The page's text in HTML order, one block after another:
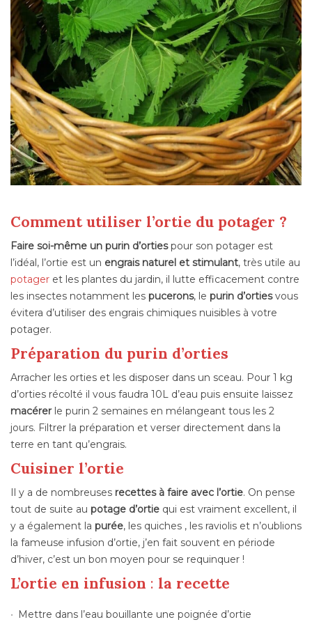
Comment utiliser l’ortie du potager ?
Faire soi-même un purin d’ortiespour son potager est
l’idéal, l’ortie est un engrais naturel et stimulant, très utile au
potager et les plantes du jardin, il lutte efficacement contre
les insectes notamment les pucerons, le purin d’ortiesvous
évitera d’utiliser des engrais chimiques nuisibles à votre
potager.
Préparation du purin d’orties
Arracher les orties et les disposer dans un sceau. Pour 1 kg
d’orties récolté il vous faudra 10L d’eau puis ensuite laissez
macérerle purin 2 semaines en mélangeant tous les 2
jours. Filtrer la préparation et verser directement dans la
terre en tant qu’engrais.
Cuisiner l’ortie
Il y a de nombreuses recettes à faire avec l’ortie. On pense
tout de suite au potage d’ortie qui est vraiment excellent, il
y a également la purée, les quiches , les raviolis et n’oublions
la fameuse infusion d’ortie, j’en fait souvent en période
d’hiver, c’est un bon moyen pour se requinquer !
L’ortie en infusion : la recette
Mettre dans l’eau bouillante une poignée d’ortie